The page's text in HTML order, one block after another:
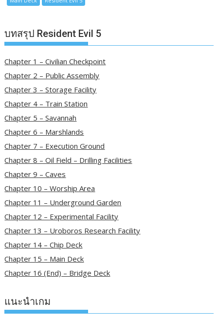
บทสรุป Resident Evil 5
Chapter 1 – Civilian Checkpoint
Chapter 2 – Public Assembly
Chapter 3 – Storage Facility
Chapter 4 – Train Station
Chapter 5 – Savannah
Chapter 6 – Marshlands
Chapter 7 – Execution Ground
Chapter 8 – Oil Field – Drilling Facilities
Chapter 9 – Caves
Chapter 10 – Worship Area
Chapter 11 – Underground Garden
Chapter 12 – Experimental Facility
Chapter 13 – Uroboros Research Facility
Chapter 14 – Chip Deck
Chapter 15 – Main Deck
Chapter 16 (End) – Bridge Deck
แนะนำเกม